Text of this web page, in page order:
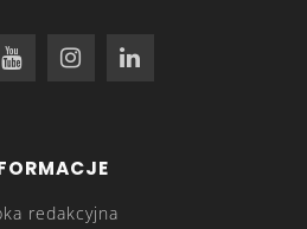
redakcyjna